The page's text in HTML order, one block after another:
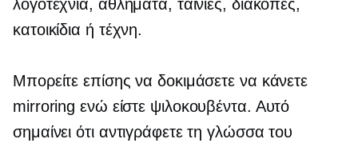
λογοτεχνία, αθλήματα, ταινίες, διακοπές,
κατοικίδια ή τέχνη.
Μπορείτε επίσης να δοκιμάσετε να κάνετε
mirroring ενώ είστε ψιλοκουβέντα. Αυτό
σημαίνει ότι αντιγράφετε τη γλώσσα του